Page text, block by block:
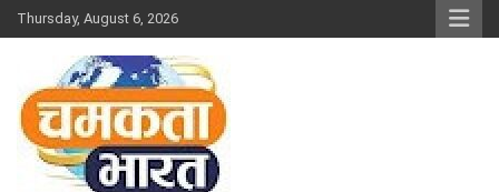
Skip
to
Thursday, August 6, 2026